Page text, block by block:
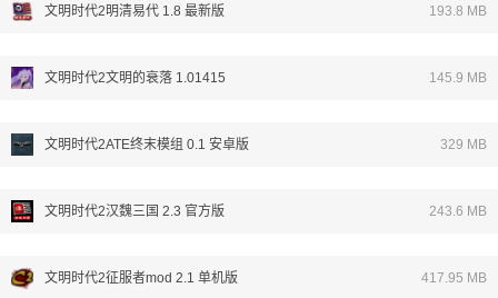
文明时代2明清易代 1.8 最新版 193.8 MB
文明时代2文明的衰落 1.01415 145.9 MB
文明时代2ATE终末模组 0.1 安卓版 329 MB
文明时代2汉魏三国 2.3 官方版 243.6 MB
文明时代2征服者mod 2.1 单机版 417.95 MB